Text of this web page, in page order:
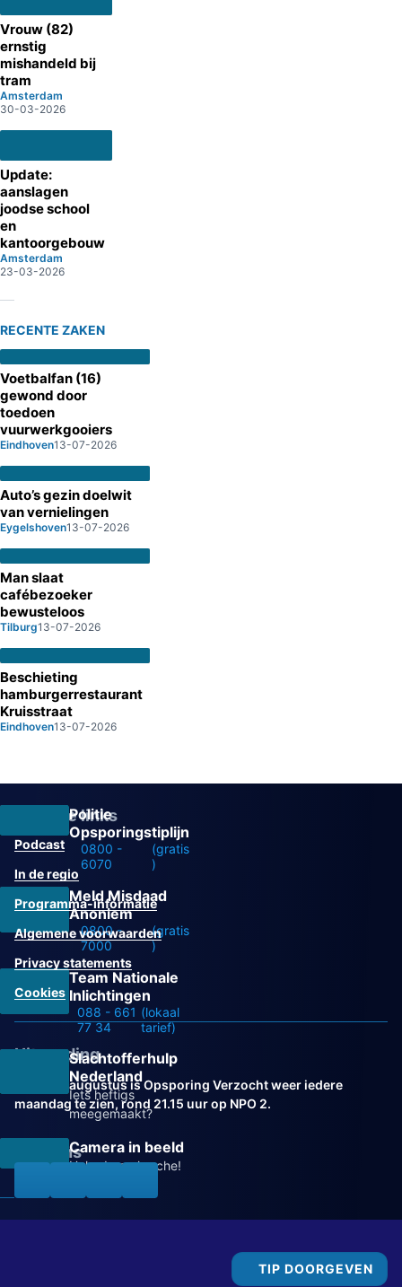
TIP DOORGEVEN
Vrouw (82)
ernstig
mishandeld bij
tram
Amsterdam
30-03-2026
Update:
aanslagen
joodse school
en
kantoorgebouw
Amsterdam
23-03-2026
RECENTE ZAKEN
Voetbalfan (16)
gewond door
toedoen
vuurwerkgooiers
Eindhoven13-07-2026
Auto’s gezin doelwit
van vernielingen
Eygelshoven13-07-2026
Man slaat
cafébezoeker
bewusteloos
Tilburg13-07-2026
Beschieting
hamburgerrestaurant
Kruisstraat
Eindhoven13-07-2026
Politie
Opsporingstiplijn
0800 -
6070
(gratis
)
Meld Misdaad
Anoniem
0800 -
7000
(gratis
)
Team Nationale
Inlichtingen
088 - 661
77 34
(lokaal
tarief)
Slachtofferhulp
Nederland
Iets heftigs
meegemaakt?
Camera in beeld
Help de recherche!
Overige links
Podcast
In de regio
Programma-informatie
Algemene voorwaarden
Privacy statements
Cookies
Uitzending
Vanaf 31 augustus is Opsporing Verzocht weer iedere
maandag te zien, rond 21.15 uur op NPO 2.
Volg ons